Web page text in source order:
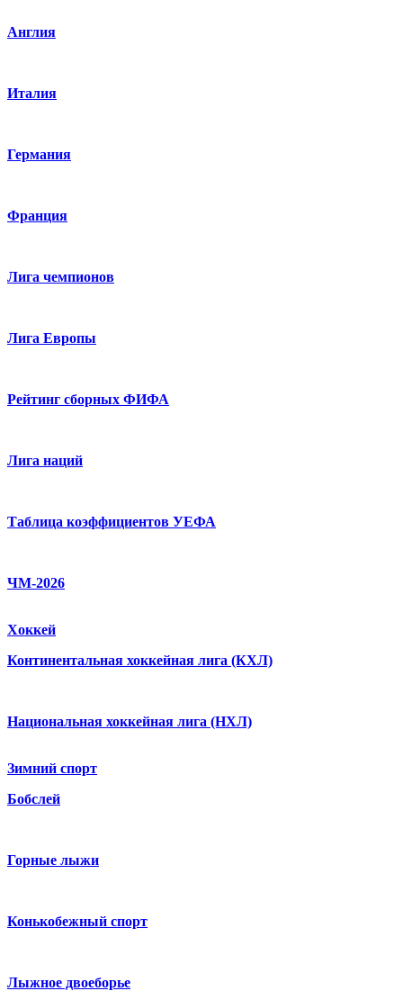
Англия
Италия
Германия
Франция
Лига чемпионов
Лига Европы
Рейтинг сборных ФИФА
Лига наций
Таблица коэффициентов УЕФА
ЧМ-2026
Хоккей
Континентальная хоккейная лига (КХЛ)
Национальная хоккейная лига (НХЛ)
Зимний спорт
Бобслей
Горные лыжи
Конькобежный спорт
Лыжное двоеборье